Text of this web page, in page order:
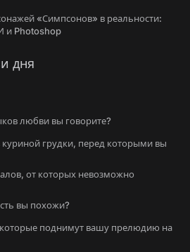
«Симпсонов» в реальности:
и Photoshop
дня
любви вы говорите?
грудки, перед которыми вы
от которых невозможно
вы похожи?
поднимут вашу прелюдию на